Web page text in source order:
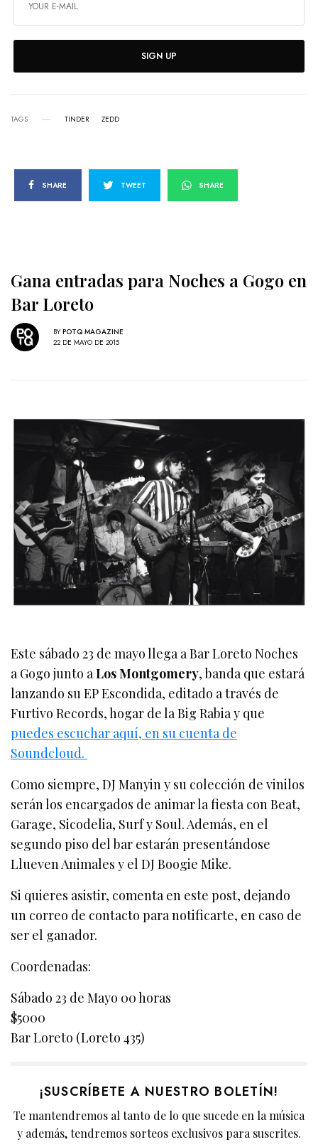
SIGN UP
TAGS TINDER ZEDD
SHARE TWEET SHARE
Gana entradas para Noches a Gogo en
Bar Loreto
BY POTQ MAGAZINE
22 DE MAYO DE 2015
Este sábado 23 de mayo llega a Bar Loreto Noches
a Gogo junto aLos Montgomery, banda que estará
lanzando su EP Escondida, editado a través de
Furtivo Records, hogar de la Big Rabia y que
puedes escuchar aquí, en su cuenta de
Soundcloud.
Como siempre, DJ Manyin y su colección de vinilos
serán los encargados de animar la fiesta con Beat,
Garage, Sicodelia, Surf y Soul. Además, en el
segundo piso del bar estarán presentándose
Llueven Animales y el DJ Boogie Mike.
Si quieres asistir, comenta en este post, dejando
un correo de contacto para notificarte, en caso de
ser el ganador.
Coordenadas:
Sábado 23 de Mayo 00 horas
$5000
Bar Loreto (Loreto 435)
¡SUSCRÍBETE A NUESTRO BOLETÍN!
Te mantendremos al tanto de lo que sucede en la música
y además, tendremos sorteos exclusivos para suscrites.